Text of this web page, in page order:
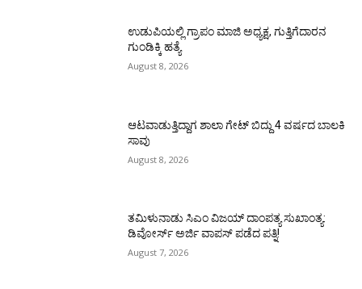
ಉಡುಪಿಯಲ್ಲಿ ಗ್ರಾಪಂ ಮಾಜಿ ಅಧ್ಯಕ್ಷ, ಗುತ್ತಿಗೆದಾರನ
ಗುಂಡಿಕ್ಕಿ ಹತ್ಯೆ
August 8, 2026
ಆಟವಾಡುತ್ತಿದ್ದಾಗ ಶಾಲಾ ಗೇಟ್‌ ಬಿದ್ದು 4 ವರ್ಷದ ಬಾಲಕಿ
ಸಾವು
August 8, 2026
ತಮಿಳುನಾಡು ಸಿಎಂ ವಿಜಯ್‌ ದಾಂಪತ್ಯ ಸುಖಾಂತ್ಯ:
ಡಿವೋರ್ಸ್‌ ಅರ್ಜಿ ವಾಪಸ್‌ ಪಡೆದ ಪತ್ನಿ!
August 7, 2026